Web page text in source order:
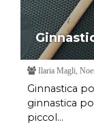
Ilaria Magli,
Ginnastica
ginnastica
piccol...